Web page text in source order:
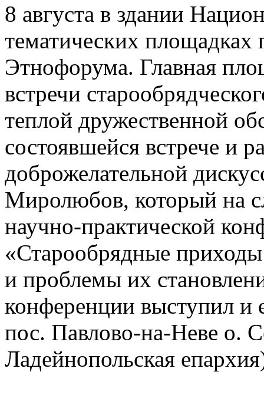
8 августа в здании
тематических площадках
Этнофорума. Главная
встречи
теплой дружественной
состоявшейся встрече и
доброжелательной
Миролюбов, который на
научно-практической
«Старообрядные
и проблемы их
конференции выступил и
пос. Павлово-на-Неве о.
Ладейнопольская